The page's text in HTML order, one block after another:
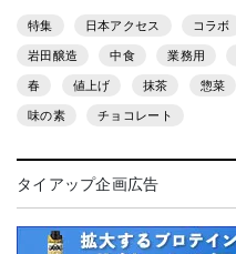
特集 日本アクセス コラボ
岩田醸造 中食 業務用
春 値上げ 抹茶 惣菜
味の素 チョコレート
タイアップ企画広告